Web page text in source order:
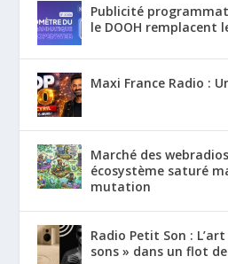
Publicité
le DOOH remplacent
Maxi France Radio :
Marché des
écosystème saturé
mutation
Radio Petit Son :
sons » dans un flot